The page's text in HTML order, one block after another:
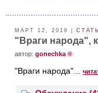
МАРТ 12, 2019 |
"Враги народа",
aвтор: gonechka ®
"Враги народа"...